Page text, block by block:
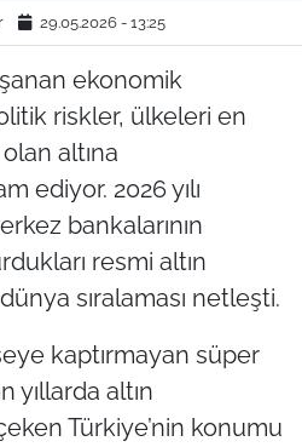
29.05.2026 - 13:25
ekonomik
riskler, ülkeleri en
altına
ediyor. 2026 yılı
bankalarının
resmi altın
sıralaması netleşti.
kaptırmayan süper
yıllarda altın
Türkiye’nin konumu